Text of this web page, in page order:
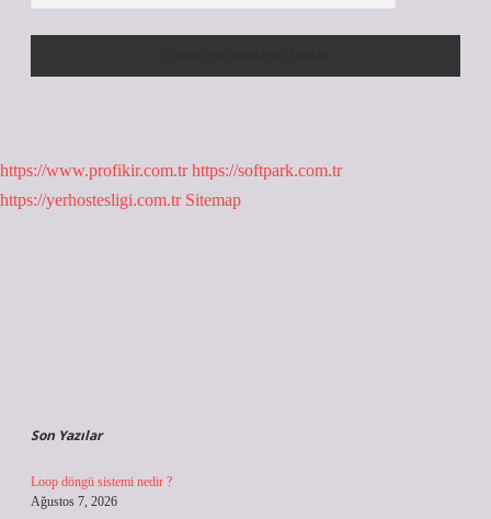
https://www.profikir.com.tr https://softpark.com.tr
https://yerhostesligi.com.tr Sitemap
Son Yazılar
Loop döngü sistemi nedir ?
Ağustos 7, 2026